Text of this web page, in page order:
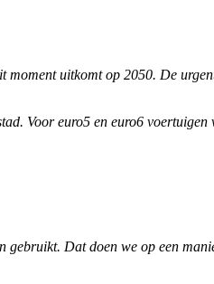
moment uitkomt op 2050. De
Voor euro5 en euro6
gebruikt. Dat doen we op een